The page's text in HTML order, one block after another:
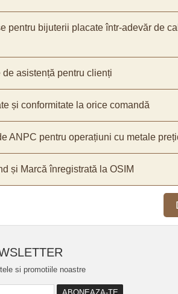
pentru bijuterii placate într-adevăr de
asistență pentru clienți
și conformitate la orice comandă
ANPC pentru operațiuni cu metale
și Marcă înregistrată la OSIM
si promotiile noastre